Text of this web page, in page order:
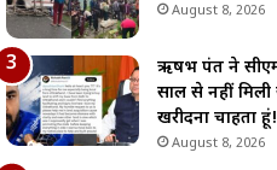
August 8, 2026
ऋषभ पंत ने सीएम
साल से नहीं
खरीदना चाहता हूं!
August 8, 2026